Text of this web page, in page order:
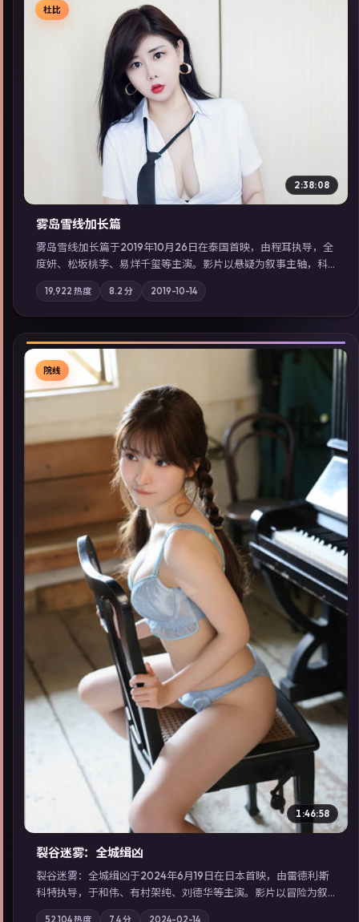
▶
杜比
2:38:08
雾岛雪线·加长篇
雾岛雪线·加长篇于2019年10月26日在泰国首映，由程耳执导，全
度妍、松坂桃李、易烊千玺等主演。影片以悬疑为叙事主轴，科
技与人性的边界在实验事故后逐渐模糊；摄影与配乐强化地域气
质；站内亦可通过「国产免费观看高清电视剧在线看」延展检索
同类型高分佳作，畅享高清在线追剧体验。
19,922 热度 8.2 分 2019-10-14
▶
院线
1:46:58
裂谷迷雾：全城缉凶
裂谷迷雾：全城缉凶于2024年6月19日在日本首映，由雷德利·斯
科特执导，于和伟、有村架纯、刘德华等主演。影片以冒险为叙
事主轴，城市霓虹背后，有人用规则改写命运；摄影与配乐强化